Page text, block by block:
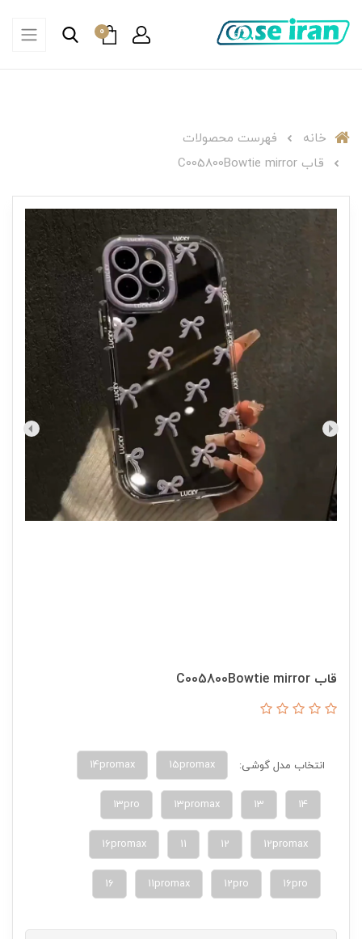
0
خانه
فهرست محصولات
قاب C005800Bowtie mirror
قاب C005800Bowtie mirror
انتخاب مدل گوشی: 15promax
14
13
13promax
13pro
12promax
12
11
16promax
16pro
12pro
16